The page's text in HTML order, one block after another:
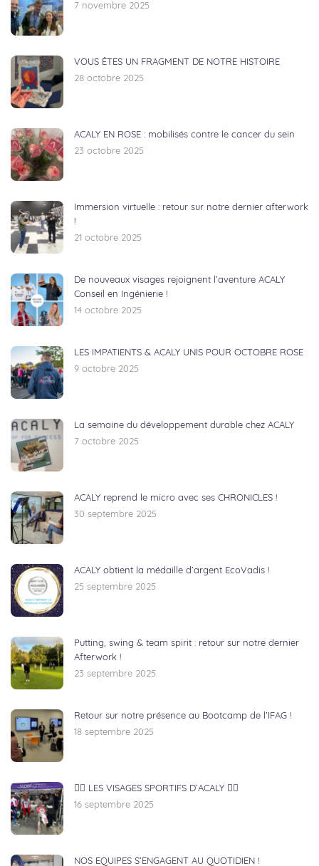
7 novembre 2025
VOUS ÊTES UN FRAGMENT DE NOTRE HISTOIRE
28 octobre 2025
ACALY EN ROSE : mobilisés contre le cancer du sein
23 octobre 2025
Immersion virtuelle : retour sur notre dernier afterwork
!
21 octobre 2025
De nouveaux visages rejoignent l’aventure ACALY
Conseil en Ingénierie !
14 octobre 2025
LES IMPATIENTS & ACALY UNIS POUR OCTOBRE ROSE
9 octobre 2025
La semaine du développement durable chez ACALY
7 octobre 2025
ACALY reprend le micro avec ses CHRONICLES !
30 septembre 2025
ACALY obtient la médaille d’argent EcoVadis !
25 septembre 2025
Putting, swing & team spirit : retour sur notre dernier
Afterwork !
23 septembre 2025
Retour sur notre présence au Bootcamp de l’IFAG !
18 septembre 2025
🏃‍♂️ LES VISAGES SPORTIFS D’ACALY 🚴‍♀️
16 septembre 2025
NOS EQUIPES S’ENGAGENT AU QUOTIDIEN !